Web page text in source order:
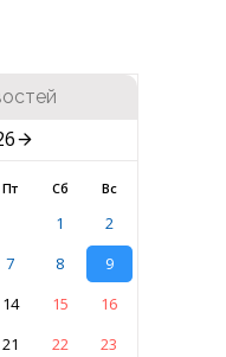
Пт Сб Вс
1
2
7 8
9
14 15
16
21 22
23